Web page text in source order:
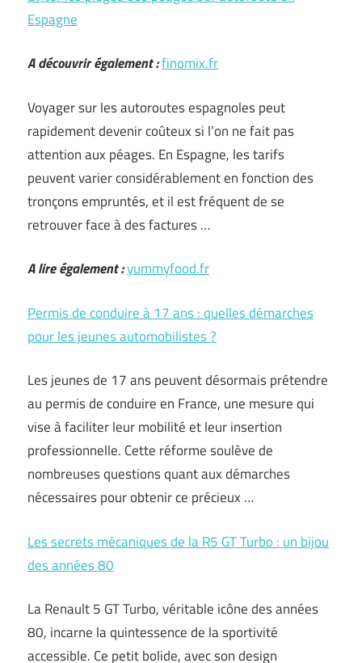
Espagne
A découvrir également :finomix.fr
Voyager sur les autoroutes espagnoles peut
rapidement devenir coûteux si l’on ne fait pas
attention aux péages. En Espagne, les tarifs
peuvent varier considérablement en fonction des
tronçons empruntés, et il est fréquent de se
retrouver face à des factures …
A lire également :yummyfood.fr
Permis de conduire à 17 ans : quelles démarches
pour les jeunes automobilistes ?
Les jeunes de 17 ans peuvent désormais prétendre
au permis de conduire en France, une mesure qui
vise à faciliter leur mobilité et leur insertion
professionnelle. Cette réforme soulève de
nombreuses questions quant aux démarches
nécessaires pour obtenir ce précieux …
Les secrets mécaniques de la R5 GT Turbo : un bijou
des années 80
La Renault 5 GT Turbo, véritable icône des années
80, incarne la quintessence de la sportivité
accessible. Ce petit bolide, avec son design